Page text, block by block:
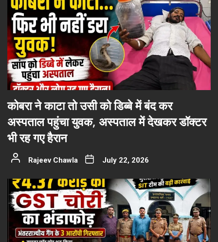
कोबरा ने काटा तो उसी को डिब्बे में बंद कर
अस्पताल पहुंचा युवक, अस्पताल में देखकर डॉक्टर
भी रह गए हैरान
Rajeev Chawla July 22, 2026